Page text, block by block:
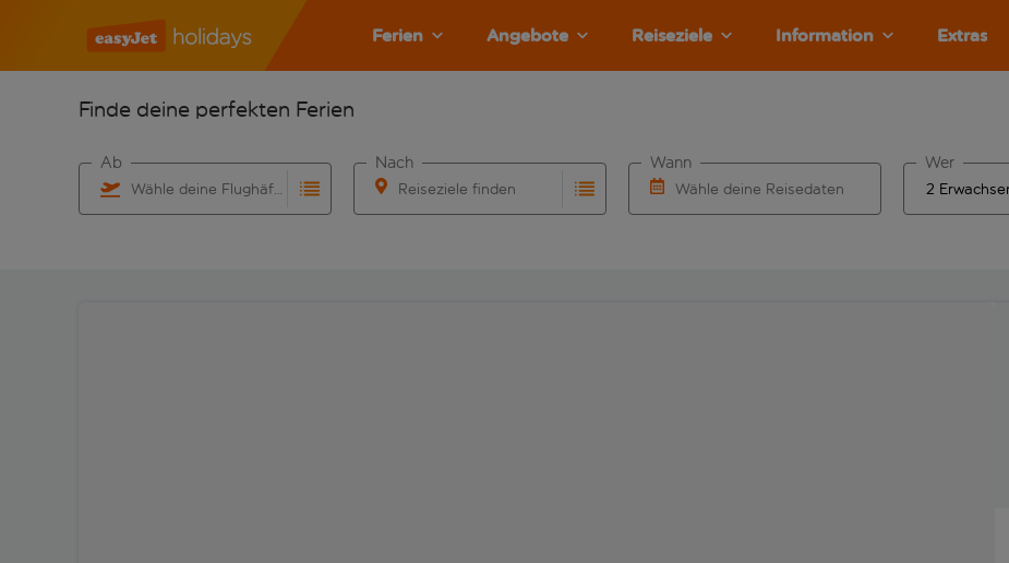
Ferien Angebote Reiseziele Information Extras
Finde deine perfekten Ferien
Wähle deine Flughäfen
Ab
Reiseziele finden
Nach
Wähle deine Reisedaten
Wann Wer